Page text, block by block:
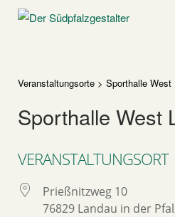
SkipHome
Veranstaltungsorte > Sporthalle West
Sporthalle West
VERANSTALTUNGSORT
Prießnitzweg 10
76829 Landau in der